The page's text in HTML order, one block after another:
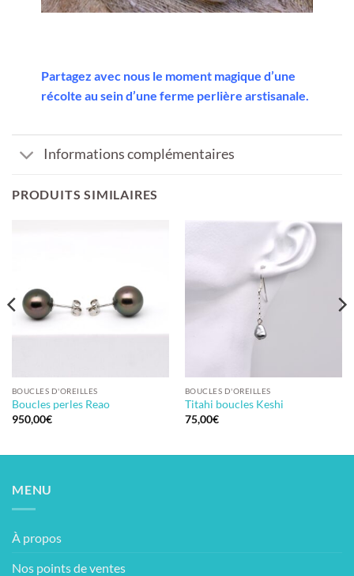
Partagez avec nous le moment magique d’une
récolte au sein d’une ferme perlière arstisanale.
Informations complémentaires
PRODUITS SIMILAIRES
BOUCLES D'OREILLES
Boucles perles Reao
950,00€
BOUCLES D'OREILLES
Titahi boucles Keshi
75,00€
MENU
À propos
Nos points de ventes